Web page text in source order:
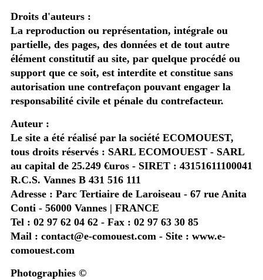
Droits d'auteurs :
La reproduction ou représentation, intégrale ou
partielle, des pages, des données et de tout autre
élément constitutif au site, par quelque procédé ou
support que ce soit, est interdite et constitue sans
autorisation une contrefaçon pouvant engager la
responsabilité civile et pénale du contrefacteur.
Auteur :
Le site a été réalisé par la société ECOMOUEST,
tous droits réservés : SARL ECOMOUEST - SARL
au capital de 25.249 €uros - SIRET : 43151611100041
R.C.S. Vannes B 431 516 111
Adresse : Parc Tertiaire de Laroiseau - 67 rue Anita
Conti - 56000 Vannes | FRANCE
Tel : 02 97 62 04 62 - Fax : 02 97 63 30 85
Mail : contact@e-comouest.com - Site : www.e-
comouest.com
Photographies ©